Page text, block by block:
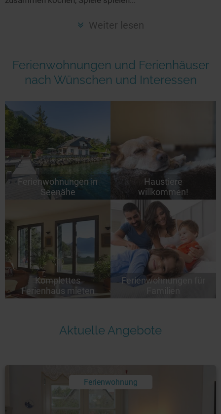
Glamping
Seen in Europa
Niederlande
Norwegen
alle Länder…
Weiter lesen
Ferienwohnungen und Ferienhäuser
nach Wünschen und Interessen
Ferienwohnungen in
Seenähe
Haustiere
willkommen!
Komplettes
Ferienhaus mieten
Ferienwohnungen für
Familien
Aktuelle Angebote
Ferienwohnung